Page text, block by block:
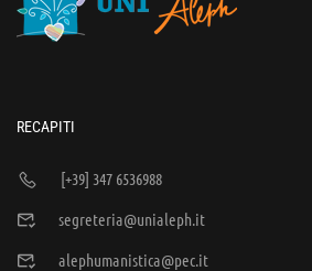
RECAPITI
[+39] 347 6536988
segreteria@unialeph.it
alephumanistica@pec.it